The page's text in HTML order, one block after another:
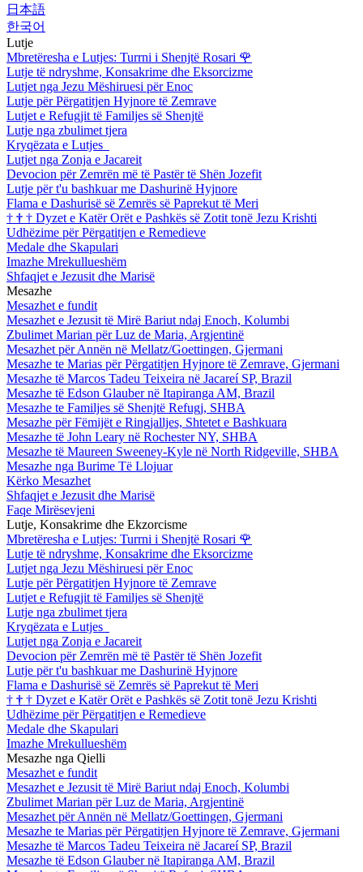
日本語
한국어
Lutje
Mbretëresha e Lutjes: Turrni i Shenjtë Rosari 🌹
Lutje të ndryshme, Konsakrime dhe Eksorcizme
Lutjet nga Jezu Mëshiruesi për Enoc
Lutje për Përgatitjen Hyjnore të Zemrave
Lutjet e Refugjit të Familjes së Shenjtë
Lutje nga zbulimet tjera
Kryqëzata e Lutjes
Lutjet nga Zonja e Jacareit
Devocion për Zemrën më të Pastër të Shën Jozefit
Lutje për t'u bashkuar me Dashurinë Hyjnore
Flama e Dashurisë së Zemrës së Paprekut të Meri
† † † Dyzet e Katër Orët e Pashkës së Zotit tonë Jezu Krishti
Udhëzime për Përgatitjen e Remedieve
Medale dhe Skapulari
Imazhe Mrekullueshëm
Shfaqjet e Jezusit dhe Marisë
Mesazhe
Mesazhet e fundit
Mesazhet e Jezusit të Mirë Bariut ndaj Enoch, Kolumbi
Zbulimet Marian për Luz de Maria, Argjentinë
Mesazhet për Annën në Mellatz/Goettingen, Gjermani
Mesazhe te Marias për Përgatitjen Hyjnore të Zemrave, Gjermani
Mesazhe të Marcos Tadeu Teixeira në Jacareí SP, Brazil
Mesazhe të Edson Glauber në Itapiranga AM, Brazil
Mesazhe te Familjes së Shenjtë Refugj, SHBA
Mesazhe për Fëmijët e Ringjalljes, Shtetet e Bashkuara
Mesazhe të John Leary në Rochester NY, SHBA
Mesazhe të Maureen Sweeney-Kyle në North Ridgeville, SHBA
Mesazhe nga Burime Të Llojuar
Kërko Mesazhet
Shfaqjet e Jezusit dhe Marisë
Faqe Mirësevjeni
Lutje, Konsakrime dhe Ekzorcisme
Mbretëresha e Lutjes: Turrni i Shenjtë Rosari 🌹
Lutje të ndryshme, Konsakrime dhe Eksorcizme
Lutjet nga Jezu Mëshiruesi për Enoc
Lutje për Përgatitjen Hyjnore të Zemrave
Lutjet e Refugjit të Familjes së Shenjtë
Lutje nga zbulimet tjera
Kryqëzata e Lutjes
Lutjet nga Zonja e Jacareit
Devocion për Zemrën më të Pastër të Shën Jozefit
Lutje për t'u bashkuar me Dashurinë Hyjnore
Flama e Dashurisë së Zemrës së Paprekut të Meri
† † † Dyzet e Katër Orët e Pashkës së Zotit tonë Jezu Krishti
Udhëzime për Përgatitjen e Remedieve
Medale dhe Skapulari
Imazhe Mrekullueshëm
Mesazhe nga Qielli
Mesazhet e fundit
Mesazhet e Jezusit të Mirë Bariut ndaj Enoch, Kolumbi
Zbulimet Marian për Luz de Maria, Argjentinë
Mesazhet për Annën në Mellatz/Goettingen, Gjermani
Mesazhe te Marias për Përgatitjen Hyjnore të Zemrave, Gjermani
Mesazhe të Marcos Tadeu Teixeira në Jacareí SP, Brazil
Mesazhe të Edson Glauber në Itapiranga AM, Brazil